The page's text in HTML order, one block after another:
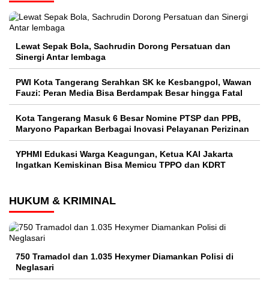
Lewat Sepak Bola, Sachrudin Dorong Persatuan dan
Sinergi Antar lembaga
PWI Kota Tangerang Serahkan SK ke Kesbangpol, Wawan
Fauzi: Peran Media Bisa Berdampak Besar hingga Fatal
Kota Tangerang Masuk 6 Besar Nomine PTSP dan PPB,
Maryono Paparkan Berbagai Inovasi Pelayanan Perizinan
YPHMI Edukasi Warga Keagungan, Ketua KAI Jakarta
Ingatkan Kemiskinan Bisa Memicu TPPO dan KDRT
HUKUM & KRIMINAL
750 Tramadol dan 1.035 Hexymer Diamankan Polisi di
Neglasari